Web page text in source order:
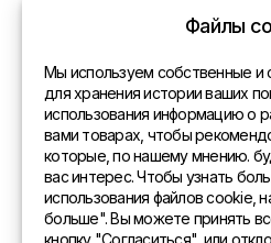
Политика
Общая
Файлы
Мы используем собственные и
для хранения истории ваших
использования информацию о
вами товарах, чтобы
которые, по нашему мнению.
вас интерес. Чтобы узнать
использования файлов cookie,
больше". Вы можете принять
кнопку "Согласиться", или